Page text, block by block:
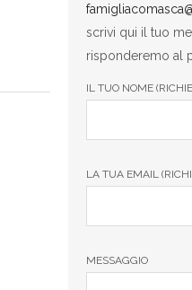
scrivi qui il tuo
risponderemo al
IL TUO NOME
LA TUA EMAIL
MESSAGGIO